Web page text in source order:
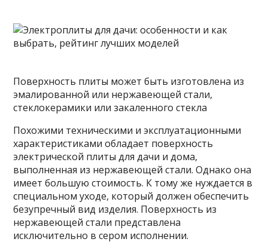
Поверхность плиты может быть изготовлена из
эмалированной или нержавеющей стали,
стеклокерамики или закаленного стекла
Похожими техническими и эксплуатационными
характеристиками обладает поверхность
электрической плиты для дачи и дома,
выполненная из нержавеющей стали. Однако она
имеет большую стоимость. К тому же нуждается в
специальном уходе, который должен обеспечить
безупречный вид изделия. Поверхность из
нержавеющей стали представлена
исключительно в сером исполнении.